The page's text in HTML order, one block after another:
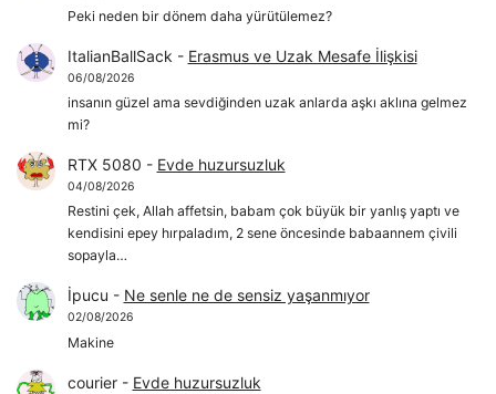
Peki neden bir dönem daha yürütülemez?
ItalianBallSack - Erasmus ve Uzak Mesafe İlişkisi
06/08/2026
insanın güzel ama sevdiğinden uzak anlarda aşkı aklına gelmez
mi?
RTX 5080 - Evde huzursuzluk
04/08/2026
Restini çek, Allah affetsin, babam çok büyük bir yanlış yaptı ve
kendisini epey hırpaladım, 2 sene öncesinde babaannem çivili
sopayla…
İpucu - Ne senle ne de sensiz yaşanmıyor
02/08/2026
Makine
courier- Evde huzursuzluk